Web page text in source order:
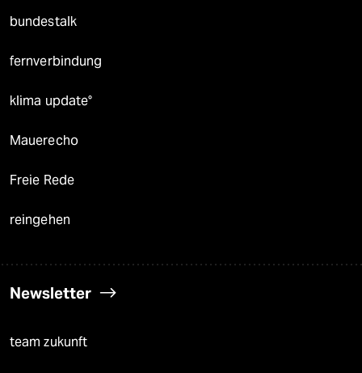
bundestalk
fernverbindung
klima update°
Mauerecho
Freie Rede
reingehen
Newsletter
team zukunft